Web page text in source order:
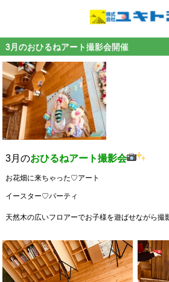
3月のおひるねアート撮影会開催
3月のおひるねアート撮影会
お花畑に来ちゃった♡アート
イースター♡パーティ
天然木の広いフロアーでお子様を遊ばせながら撮